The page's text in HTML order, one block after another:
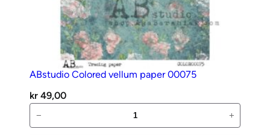
ABstudio Colored vellum paper 00075
kr 49,00
Colored
− +